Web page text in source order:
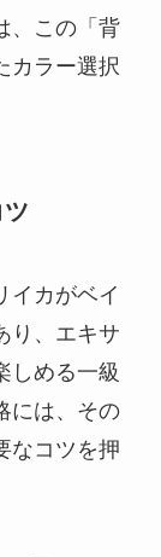
、この「背
カラー選択
イカがベイ
り、エキサ
しめる一級
には、その
なコツを押